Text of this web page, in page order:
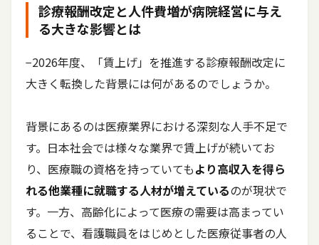
診療報酬改定と人件費増が病院経営に与え
る大きな影響とは
−2026年度、「賃上げ」を推進する診療報酬改定に
大きく転換した背景には何があるのでしょうか。
背景にあるのは医療業界における深刻な人手不足で
す。日本社会では様々な業界で賃上げが続いてお
り、医療職の資格を持っていてもより高収入を得ら
れる他業種に就職する人材が増えているのが現状で
す。一方、高齢化によって医療の需要は高まってい
ることで、看護職員をはじめとした医療従事者の人